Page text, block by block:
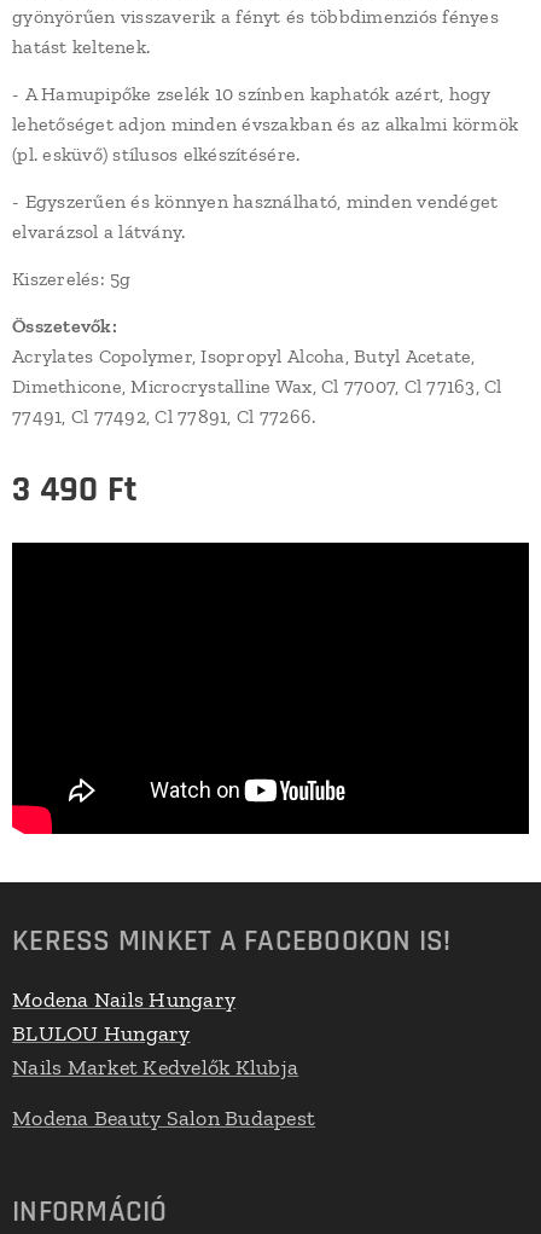
gyönyörűen visszaverik a fényt és többdimenziós fényes
hatást keltenek.
- A Hamupipőke zselék 10 színben kaphatók azért, hogy
lehetőséget adjon minden évszakban és az alkalmi körmök
(pl. esküvő) stílusos elkészítésére.
- Egyszerűen és könnyen használható, minden vendéget
elvarázsol a látvány.
Kiszerelés: 5g
Összetevők:
Acrylates Copolymer, Isopropyl Alcoha, Butyl Acetate,
Dimethicone, Microcrystalline Wax, Cl 77007, Cl 77163, Cl
77491, Cl 77492, Cl 77891, Cl 77266.
3 490 Ft
KERESS MINKET A FACEBOOKON IS!
Modena Nails Hungary
BLULOU Hungary
Nails Market Kedvelők Klubja
Modena Beauty Salon Budapest
INFORMÁCIÓ